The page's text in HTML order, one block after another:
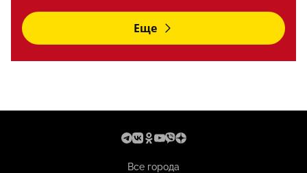
Еще
Все города